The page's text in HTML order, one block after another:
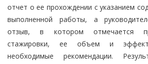
отчет о ее прохождении с указанием
выполненной работы, а
отзыв, в котором отмечается
стажировки, ее объем и
необходимые рекомендации.